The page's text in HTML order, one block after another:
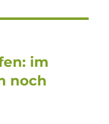
im
noch